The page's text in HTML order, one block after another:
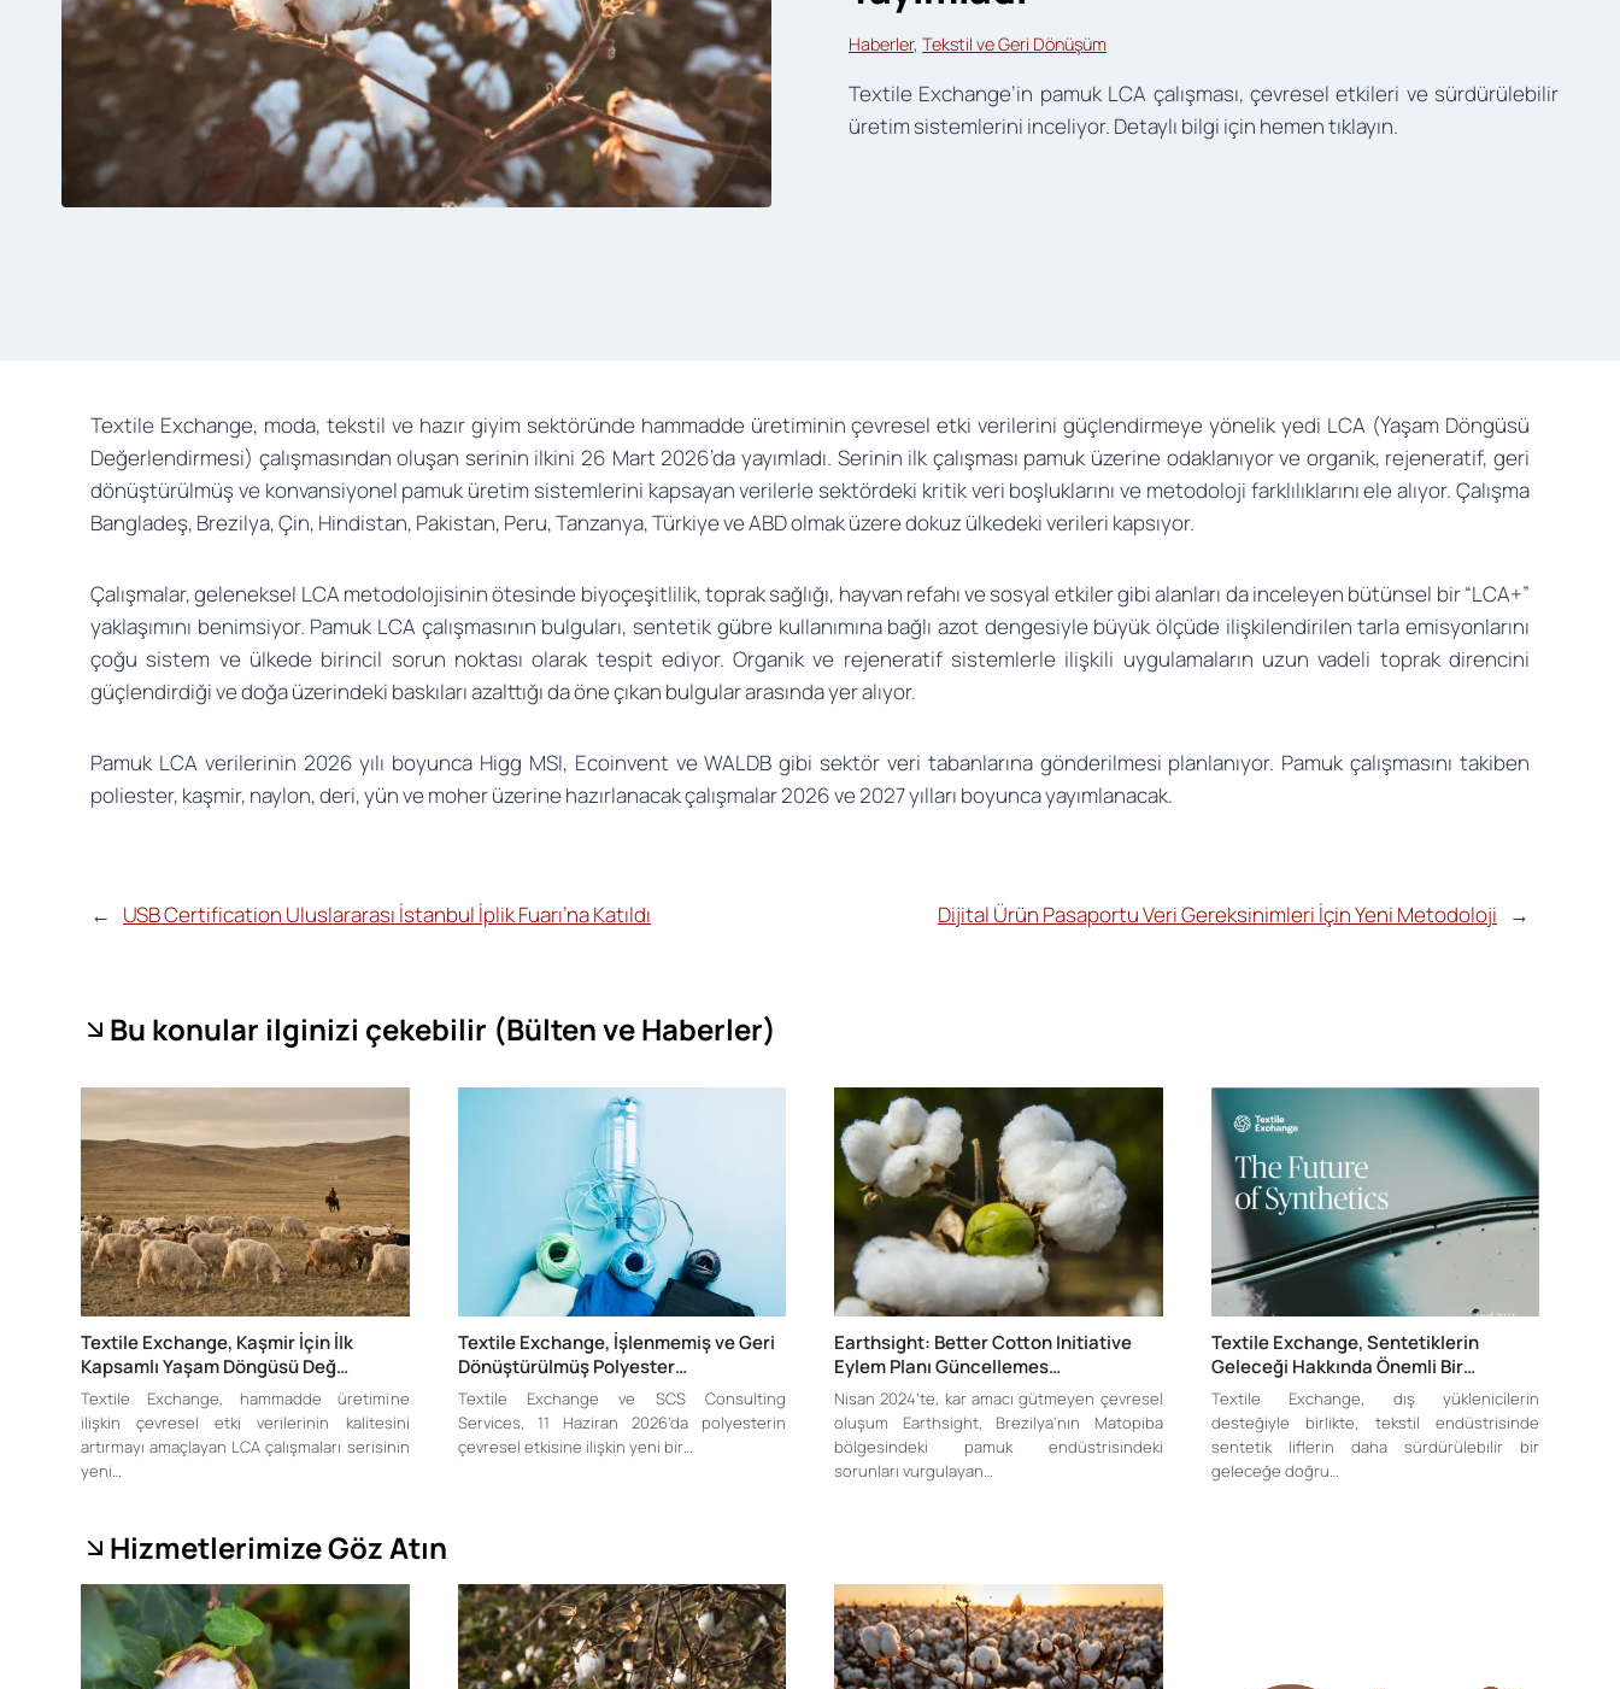
Haberler, Tekstil ve Geri Dönüşüm
Textile Exchange’in pamuk LCA çalışması, çevresel etkileri ve sürdürülebilir
üretim sistemlerini inceliyor. Detaylı bilgi için hemen tıklayın.
Textile Exchange, moda, tekstil ve hazır giyim sektöründe hammadde üretiminin çevresel etki verilerini güçlendirmeye yönelik yedi LCA (Yaşam Döngüsü
Değerlendirmesi) çalışmasından oluşan serinin ilkini 26 Mart 2026’da yayımladı. Serinin ilk çalışması pamuk üzerine odaklanıyor ve organik, rejeneratif, geri
dönüştürülmüş ve konvansiyonel pamuk üretim sistemlerini kapsayan verilerle sektördeki kritik veri boşluklarını ve metodoloji farklılıklarını ele alıyor. Çalışma
Bangladeş, Brezilya, Çin, Hindistan, Pakistan, Peru, Tanzanya, Türkiye ve ABD olmak üzere dokuz ülkedeki verileri kapsıyor.
Çalışmalar, geleneksel LCA metodolojisinin ötesinde biyoçeşitlilik, toprak sağlığı, hayvan refahı ve sosyal etkiler gibi alanları da inceleyen bütünsel bir “LCA+”
yaklaşımını benimsiyor. Pamuk LCA çalışmasının bulguları, sentetik gübre kullanımına bağlı azot dengesiyle büyük ölçüde ilişkilendirilen tarla emisyonlarını
çoğu sistem ve ülkede birincil sorun noktası olarak tespit ediyor. Organik ve rejeneratif sistemlerle ilişkili uygulamaların uzun vadeli toprak direncini
güçlendirdiği ve doğa üzerindeki baskıları azalttığı da öne çıkan bulgular arasında yer alıyor.
Pamuk LCA verilerinin 2026 yılı boyunca Higg MSI, Ecoinvent ve WALDB gibi sektör veri tabanlarına gönderilmesi planlanıyor. Pamuk çalışmasını takiben
poliester, kaşmir, naylon, deri, yün ve moher üzerine hazırlanacak çalışmalar 2026 ve 2027 yılları boyunca yayımlanacak.
← USB Certification Uluslararası İstanbul İplik Fuarı’na Katıldı Dijital Ürün Pasaportu Veri Gereksinimleri İçin Yeni Metodoloji →
Bu konular ilginizi çekebilir (Bülten ve Haberler)
Textile Exchange, Kaşmir İçin İlk
Kapsamlı Yaşam Döngüsü Değ…
Textile Exchange, hammadde üretimine
ilişkin çevresel etki verilerinin kalitesini
artırmayı amaçlayan LCA çalışmaları serisinin
yeni…
Textile Exchange, İşlenmemiş ve Geri
Dönüştürülmüş Polyester…
Textile Exchange ve SCS Consulting
Services, 11 Haziran 2026’da polyesterin
çevresel etkisine ilişkin yeni bir…
Earthsight: Better Cotton Initiative
Eylem Planı Güncellemes…
Nisan 2024’te, kar amacı gütmeyen çevresel
oluşum Earthsight, Brezilya’nın Matopiba
bölgesindeki pamuk endüstrisindeki
sorunları vurgulayan…
Textile Exchange, Sentetiklerin
Geleceği Hakkında Önemli Bir…
Textile Exchange, dış yüklenicilerin
desteğiyle birlikte, tekstil endüstrisinde
sentetik liflerin daha sürdürülebilir bir
geleceğe doğru…
Hizmetlerimize Göz Atın